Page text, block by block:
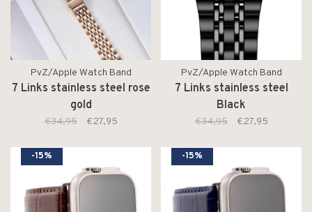
PvZ/Apple Watch Band
7 Links stainless steel rose
gold
€34,95 €27,95
PvZ/Apple Watch Band
7 Links stainless steel
Black
€34,95 €27,95
-15% -15%